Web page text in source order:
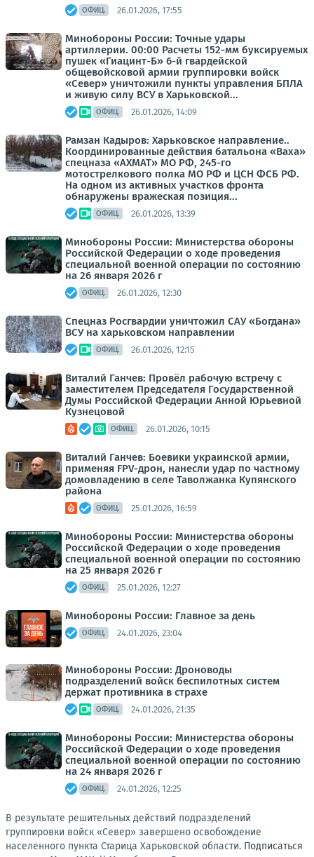
ОФИЦ. 26.01.2026, 17:55
Минобороны России: Точные удары
артиллерии. 00:00 Расчеты 152-мм буксируемых
пушек «Гиацинт-Б» 6-й гвардейской
общевойсковой армии группировки войск
«Север» уничтожили пункты управления БПЛА
и живую силу ВСУ в Харьковской...
ОФИЦ. 26.01.2026, 14:09
Рамзан Кадыров: Харьковское направление..
Координированные действия батальона «Ваха»
спецназа «АХМАТ» МО РФ, 245-го
мотострелкового полка МО РФ и ЦСН ФСБ РФ.
На одном из активных участков фронта
обнаружены вражеская позиция...
ОФИЦ. 26.01.2026, 13:39
Минобороны России: Министерства обороны
Российской Федерации о ходе проведения
специальной военной операции по состоянию
на 26 января 2026 г
ОФИЦ. 26.01.2026, 12:30
Спецназ Росгвардии уничтожил САУ «Богдана»
ВСУ на харьковском направлении
ОФИЦ. 26.01.2026, 12:15
Виталий Ганчев: Провёл рабочую встречу с
заместителем Председателя Государственной
Думы Российской Федерации Анной Юрьевной
Кузнецовой
ОФИЦ. 26.01.2026, 10:15
Виталий Ганчев: Боевики украинской армии,
применяя FPV-дрон, нанесли удар по частному
домовладению в селе Таволжанка Купянского
района
ОФИЦ. 25.01.2026, 16:59
Минобороны России: Министерства обороны
Российской Федерации о ходе проведения
специальной военной операции по состоянию
на 25 января 2026 г
ОФИЦ. 25.01.2026, 12:27
Минобороны России: Главное за день
ОФИЦ. 24.01.2026, 23:04
Минобороны России: Дроноводы
подразделений войск беспилотных систем
держат противника в страхе
ОФИЦ. 24.01.2026, 21:35
Минобороны России: Министерства обороны
Российской Федерации о ходе проведения
специальной военной операции по состоянию
на 24 января 2026 г
ОФИЦ. 24.01.2026, 12:25
В результате решительных действий подразделений
группировки войск «Север» завершено освобождение
населенного пункта Старица Харьковской области. Подписаться